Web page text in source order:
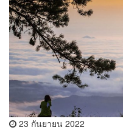
23 กันยายน 2022